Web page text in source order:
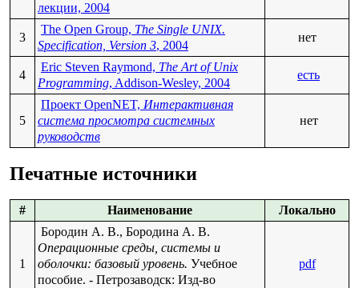
лекции, 2004
3
The Open Group, The Single UNIX.
Specification, Version 3, 2004
нет
4
Eric Steven Raymond, The Art of Unix
Programming, Addison-Wesley, 2004
есть
5
Проект OpenNET, Интерактивная
система просмотра системных
руководств
нет
Печатные источники
# Наименование Локально
1
Бородин А. В., Бородина А. В.
Операционные среды, системы и
оболочки: базовый уровень. Учебное
пособие. - Петрозаводск: Изд-во
pdf